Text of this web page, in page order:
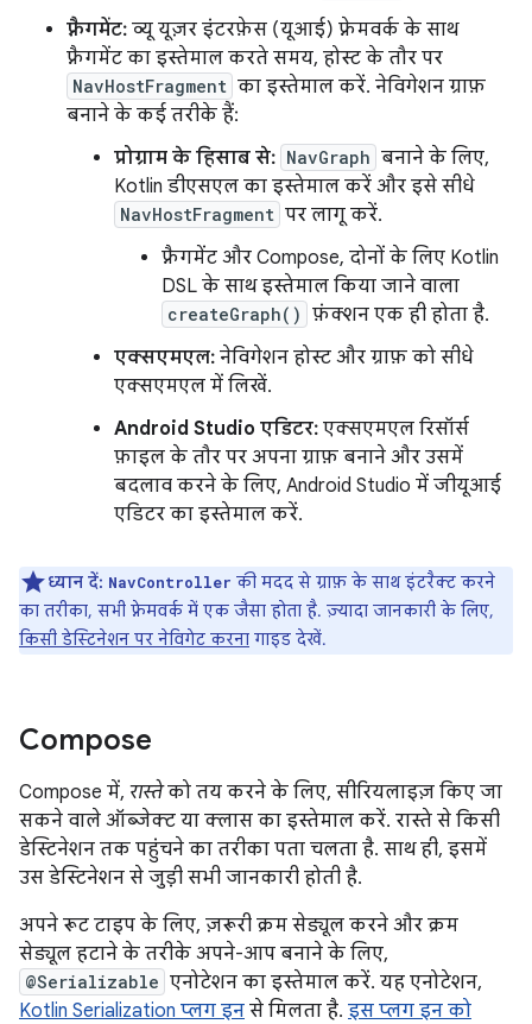
फ़्रैगमेंट: व्यू यूज़र इंटरफ़ेस (यूआई) फ़्रेमवर्क के साथ
फ़्रैगमेंट का इस्तेमाल करते समय, होस्ट के तौर पर
NavHostFragment का इस्तेमाल करें. नेविगेशन ग्राफ़
बनाने के कई तरीके हैं:
प्रोग्राम के हिसाब से: NavGraph बनाने के लिए,
Kotlin डीएसएल का इस्तेमाल करें और इसे सीधे
NavHostFragment पर लागू करें.
फ़्रैगमेंट और Compose, दोनों के लिए Kotlin
DSL के साथ इस्तेमाल किया जाने वाला
createGraph() फ़ंक्शन एक ही होता है.
एक्सएमएल: नेविगेशन होस्ट और ग्राफ़ को सीधे
एक्सएमएल में लिखें.
Android Studio एडिटर: एक्सएमएल रिसॉर्स
फ़ाइल के तौर पर अपना ग्राफ़ बनाने और उसमें
बदलाव करने के लिए, Android Studio में जीयूआई
एडिटर का इस्तेमाल करें.
ध्यान दें: NavController की मदद से ग्राफ़ के साथ इंटरैक्ट करने
का तरीका, सभी फ़्रेमवर्क में एक जैसा होता है. ज़्यादा जानकारी के लिए,
किसी डेस्टिनेशन पर नेविगेट करना गाइड देखें.
Compose
Compose में, रास्तेको तय करने के लिए, सीरियलाइज़ किए जा
सकने वाले ऑब्जेक्ट या क्लास का इस्तेमाल करें. रास्ते से किसी
डेस्टिनेशन तक पहुंचने का तरीका पता चलता है. साथ ही, इसमें
उस डेस्टिनेशन से जुड़ी सभी जानकारी होती है.
अपने रूट टाइप के लिए, ज़रूरी क्रम सेड्यूल करने और क्रम
सेड्यूल हटाने के तरीके अपने-आप बनाने के लिए,
@Serializable एनोटेशन का इस्तेमाल करें. यह एनोटेशन,
Kotlin Serialization प्लग इन से मिलता है. इस प्लग इन को